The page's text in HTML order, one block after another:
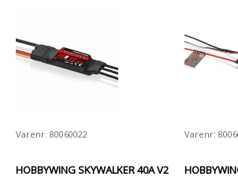
Varenr: 80060022
HOBBYWING SKYWALKER 40A V2
Varenr: